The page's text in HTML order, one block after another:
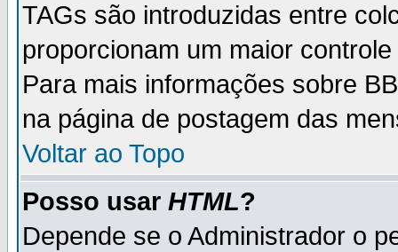
TAGs são introduzidas entre
proporcionam um maior
Para mais informações sobre
na página de postagem das
Voltar ao Topo
Posso usar HTML?
Depende se o Administrador o